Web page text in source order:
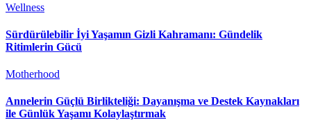
Wellness
Sürdürülebilir İyi Yaşamın Gizli Kahramanı: Gündelik
Ritimlerin Gücü
Motherhood
Annelerin Güçlü Birlikteliği: Dayanışma ve Destek Kaynakları
ile Günlük Yaşamı Kolaylaştırmak